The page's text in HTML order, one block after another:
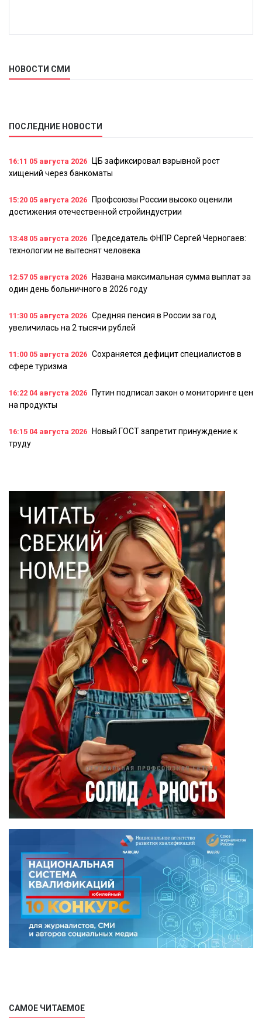
НОВОСТИ СМИ
ПОСЛЕДНИЕ НОВОСТИ
16:11 05 августа 2026
ЦБ зафиксировал взрывной рост
хищений через банкоматы
15:20 05 августа 2026
Профсоюзы России высоко оценили
достижения отечественной стройиндустрии
13:48 05 августа 2026
Председатель ФНПР Сергей Черногаев:
технологии не вытеснят человека
12:5705 августа 2026
Названа максимальная сумма выплат за
один день больничного в 2026 году
11:30 05 августа 2026 Средняя пенсия в России за год
увеличилась на 2 тысячи рублей
11:00 05 августа 2026 Сохраняется дефицит специалистов в
сфере туризма
16:22 04 августа 2026
Путин подписал закон о мониторинге цен
на продукты
16:15 04 августа 2026
Новый ГОСТ запретит принуждение к
труду
САМОЕ ЧИТАЕМОЕ